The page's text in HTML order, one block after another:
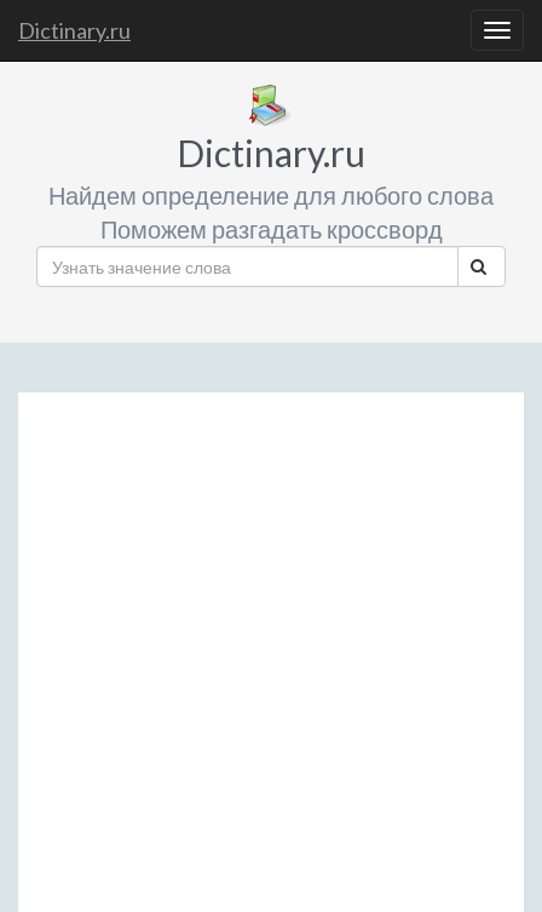
Dictinary.ru
Dictinary.ru
Найдем определение для любого слова
Поможем разгадать кроссворд